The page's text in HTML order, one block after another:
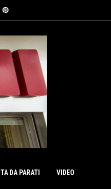
DA PARATI VIDEO